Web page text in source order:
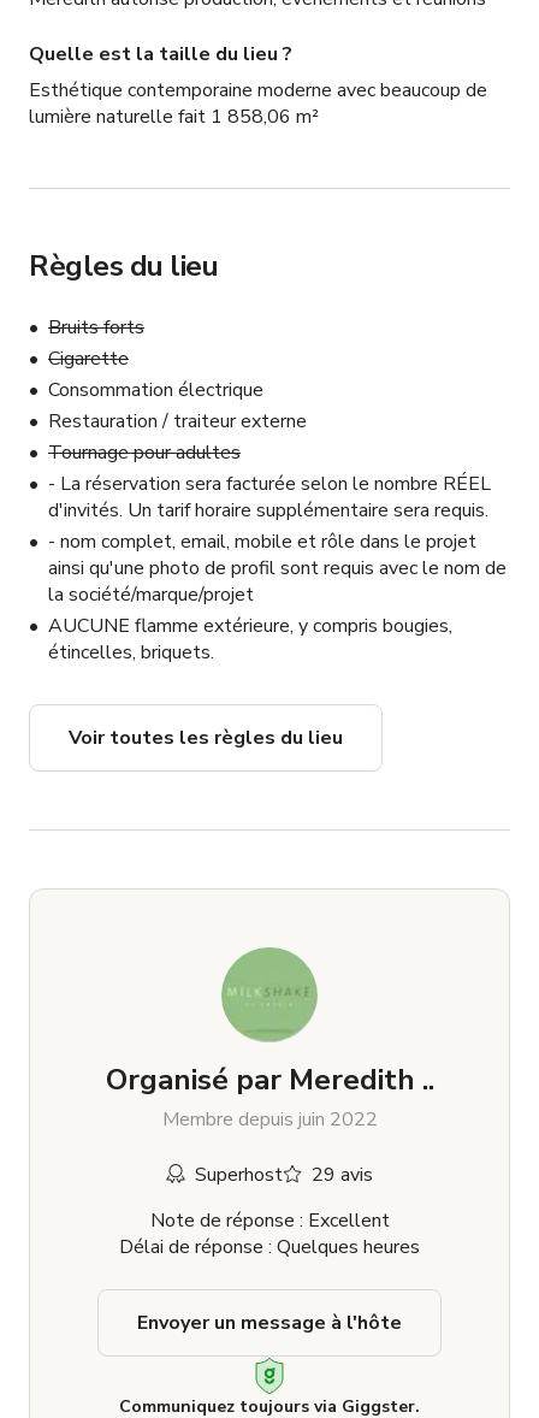
Quelle est la taille du lieu ?
Esthétique contemporaine moderne avec beaucoup de
lumière naturelle fait 1 858,06 m²
Règles du lieu
Bruits forts
Cigarette
Consommation électrique
Restauration / traiteur externe
Tournage pour adultes
- La réservation sera facturée selon le nombre RÉEL
d'invités. Un tarif horaire supplémentaire sera requis.
- nom complet, email, mobile et rôle dans le projet
ainsi qu'une photo de profil sont requis avec le nom de
la société/marque/projet
AUCUNE flamme extérieure, y compris bougies,
étincelles, briquets.
Voir toutes les règles du lieu
Organisé par Meredith ..
Membre depuis juin 2022
Superhost
29 avis
Note de réponse : Excellent
Délai de réponse : Quelques heures
Communiquez toujours via Giggster.
Envoyer un message à l'hôte